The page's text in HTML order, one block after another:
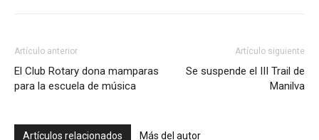
Artículo anterior
El Club Rotary dona mamparas
para la escuela de música
Artículo siguiente
Se suspende el III Trail de
Manilva
Artículos relacionados Más del autor